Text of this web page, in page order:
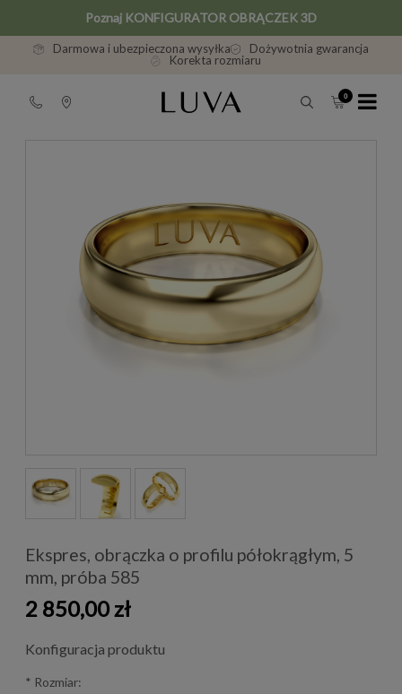
Poznaj KONFIGURATOR OBRĄCZEK 3D
Darmowa i ubezpieczona wysyłka
Dożywotnia gwarancja
Korekta rozmiaru
Ekspres, obrączka o profilu półokrągłym, 5
mm, próba 585
2 850,00 zł
Konfiguracja produktu
* Rozmiar: